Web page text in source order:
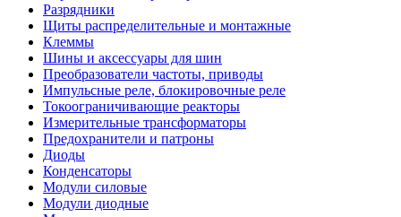
Разрядники
Щиты распределительные и монтажные
Клеммы
Шины и аксессуары для шин
Преобразователи частоты, приводы
Импульсные реле, блокировочные реле
Токоограничивающие реакторы
Измерительные трансформаторы
Предохранители и патроны
Диоды
Конденсаторы
Модули силовые
Модули диодные